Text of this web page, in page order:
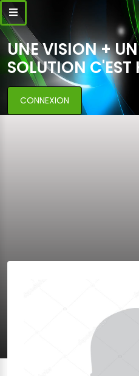
UNE VISION +
SOLUTION C'EST
CONNEXION